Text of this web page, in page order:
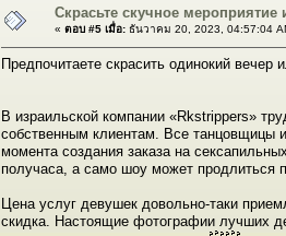
Скрасьте скучное
« ตอบ #5 เมื่อ: ธันวาคม 20, 2023, 04:57:04
Предпочитаете скрасить одинокий вечер
В израильской компании «Rkstrippers»
собственным клиентам. Все танцовщицы
момента создания заказа на
получаса, а само шоу может продлиться
Цена услуг девушек довольно-таки
скидка. Настоящие фотографии лучших